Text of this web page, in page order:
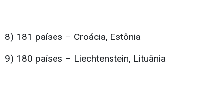
8) 181 países – Croácia, Estônia
9) 180 países – Liechtenstein, Lituânia